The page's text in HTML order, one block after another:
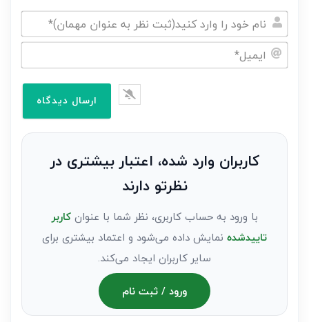
نام
خود
نظر
کاربران وارد شده، اعتبار بیشتری در
نظرتو دارند
با ورود به حساب کاربری، نظر شما با عنوانکاربر
تاییدشده نمایش داده می‌شود و اعتماد بیشتری برای
سایر کاربران ایجاد می‌کند.
ورود / ثبت نام